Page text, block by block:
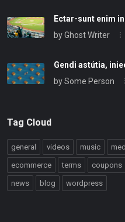
Ectar-sunt enim
byGhost Writer
Gendi astútia,
bySome Person
Tag Cloud
general videos music
ecommerce terms coupons
news blog wordpress